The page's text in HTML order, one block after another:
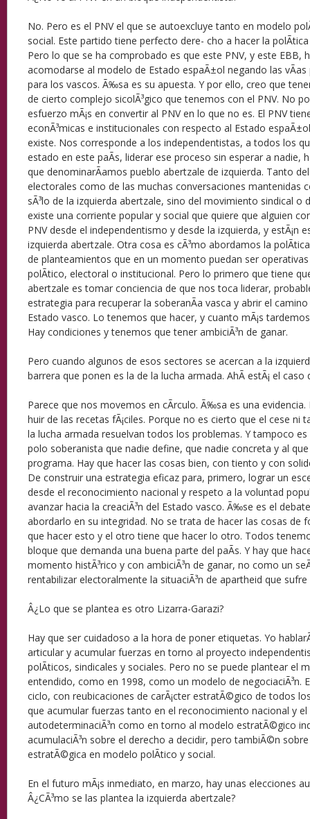
No. Pero es el PNV el que se autoexcluye tanto en modelo
social. Este partido tiene perfecto dere- cho a hacer la
Pero lo que se ha comprobado es que este PNV, y este EBB,
acomodarse al modelo de Estado espaÃ±ol negando las
para los vascos. Ã‰sa es su apuesta. Y por ello, creo que
de cierto complejo sicolÃ³gico que tenemos con el PNV. No
esfuerzo mÃ¡s en convertir al PNV en lo que no es. El PNV
econÃ³micas e institucionales con respecto al Estado
existe. Nos corresponde a los independentistas, a todos los
estado en este paÃ­s, liderar ese proceso sin esperar a nadie,
que denominarÃ­amos pueblo abertzale de izquierda. Tanto
electorales como de las muchas conversaciones mantenidas
sÃ³lo de la izquierda abertzale, sino del movimiento sindical o
existe una corriente popular y social que quiere que alguien
PNV desde el independentismo y desde la izquierda, y estÃ¡n
izquierda abertzale. Otra cosa es cÃ³mo abordamos la
de planteamientos que en un momento puedan ser
polÃ­tico, electoral o institucional. Pero lo primero que tiene
abertzale es tomar conciencia de que nos toca liderar,
estrategia para recuperar la soberanÃ­a vasca y abrir el camino
Estado vasco. Lo tenemos que hacer, y cuanto mÃ¡s
Hay condiciones y tenemos que tener ambiciÃ³n de ganar.
Pero cuando algunos de esos sectores se acercan a la
barrera que ponen es la de la lucha armada. AhÃ­ estÃ¡ el caso
Parece que nos movemos en cÃ­rculo. Ã‰sa es una
huir de las recetas fÃ¡ciles. Porque no es cierto que el cese ni
la lucha armada resuelvan todos los problemas. Y tampoco es
polo soberanista que nadie define, que nadie concreta y al
programa. Hay que hacer las cosas bien, con tiento y con
De construir una estrategia eficaz para, primero, lograr un
desde el reconocimiento nacional y respeto a la voluntad
avanzar hacia la creaciÃ³n del Estado vasco. Ã‰se es el
abordarlo en su integridad. No se trata de hacer las cosas de
que hacer esto y el otro tiene que hacer lo otro. Todos
bloque que demanda una buena parte del paÃ­s. Y hay que
momento histÃ³rico y con ambiciÃ³n de ganar, no como un
rentabilizar electoralmente la situaciÃ³n de apartheid que
Â¿Lo que se plantea es otro Lizarra-Garazi?
Hay que ser cuidadoso a la hora de poner etiquetas. Yo
articular y acumular fuerzas en torno al proyecto
polÃ­ticos, sindicales y sociales. Pero no se puede plantear el
entendido, como en 1998, como un modelo de negociaciÃ³n.
ciclo, con reubicaciones de carÃ¡cter estratÃ©gico de todos
que acumular fuerzas tanto en el reconocimiento nacional y
autodeterminaciÃ³n como en torno al modelo estratÃ©gico
acumulaciÃ³n sobre el derecho a decidir, pero tambiÃ©n sobre
estratÃ©gica en modelo polÃ­tico y social.
En el futuro mÃ¡s inmediato, en marzo, hay unas elecciones
Â¿CÃ³mo se las plantea la izquierda abertzale?